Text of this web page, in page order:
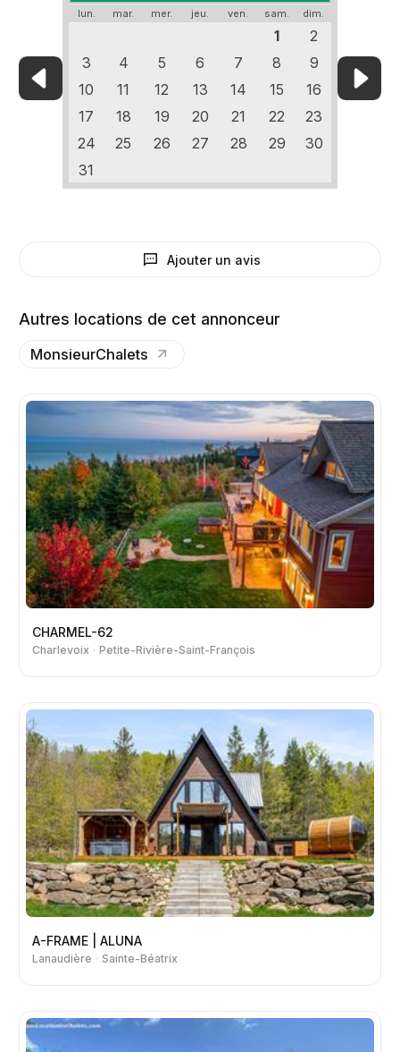
lun. mar. mer. jeu. ven. sam. dim.
1
2
3
4 5 6 7 8
9
10
11 12 13 14 15
16
17
18 19 20 21 22
23
24
25 26 27 28 29
30
31
Ajouter un avis
Autres locations de cet annonceur
MonsieurChalets
CHARMEL-62
Charlevoix Petite-Rivière-Saint-François
A-FRAME | ALUNA
Lanaudière Sainte-Béatrix